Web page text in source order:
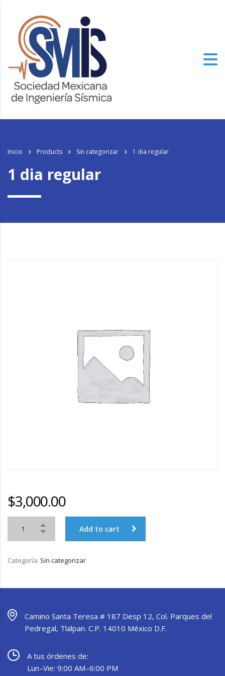
Inicio Products Sin categorizar 1 dia regular
1 dia regular
$3,000.00
Add to cart
Categoría: Sin categorizar
Camino Santa Teresa # 187 Desp 12, Col. Parques del
Pedregal, Tlalpan. C.P. 14010 México D.F.
A tus órdenes de:
Lun–Vie: 9:00 AM–6:00 PM